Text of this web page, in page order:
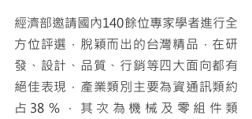
經濟部邀請國內140餘位專家學者進行全
方位評選，脫穎而出的台灣精品，在研
發、設計、品質、行銷等四大面向都有
絕佳表現，產業類別主要為資通訊類約
占38％，其次為機械及零組件類